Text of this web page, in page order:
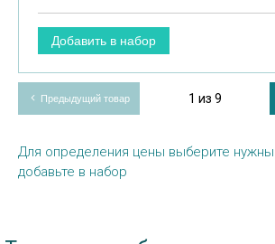
Добавить в набор
Предыдущий товар 1 из 9
Для определения цены выберите
добавьте в набор